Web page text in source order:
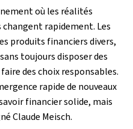
où les réalités
rapidement. Les
produits financiers divers,
toujours disposer des
des choix responsables.
rapide de nouveaux
financier solide, mais
Claude Meisch.